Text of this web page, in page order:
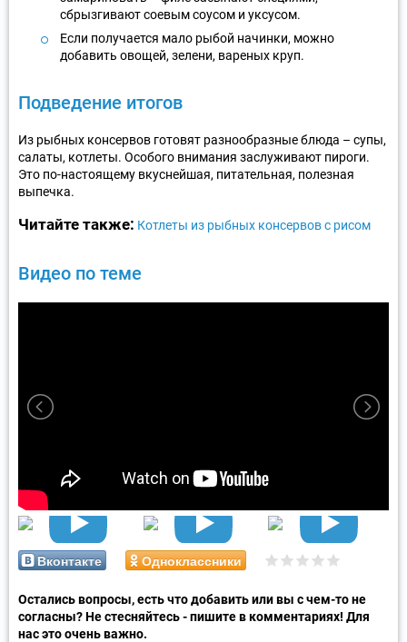
сбрызгивают соевым соусом и уксусом.
Если получается мало рыбой начинки, можно
добавить овощей, зелени, вареных круп.
Подведение итогов
Из рыбных консервов готовят разнообразные блюда – супы,
салаты, котлеты. Особого внимания заслуживают пироги.
Это по-настоящему вкуснейшая, питательная, полезная
выпечка.
Читайте также: Котлеты из рыбных консервов с рисом
Видео по теме
Вконтакте Одноклассники
Остались вопросы, есть что добавить или вы с чем-то не
согласны? Не стесняйтесь - пишите в комментариях! Для
нас это очень важно.